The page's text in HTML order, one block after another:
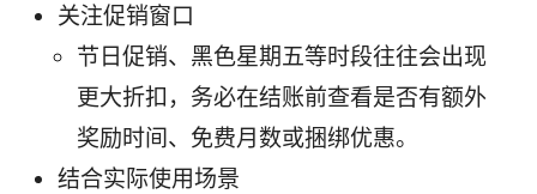
关注促销窗口
节日促销、黑色星期五等时段往往会出现
更大折扣，务必在结账前查看是否有额外
奖励时间、免费月数或捆绑优惠。
结合实际使用场景